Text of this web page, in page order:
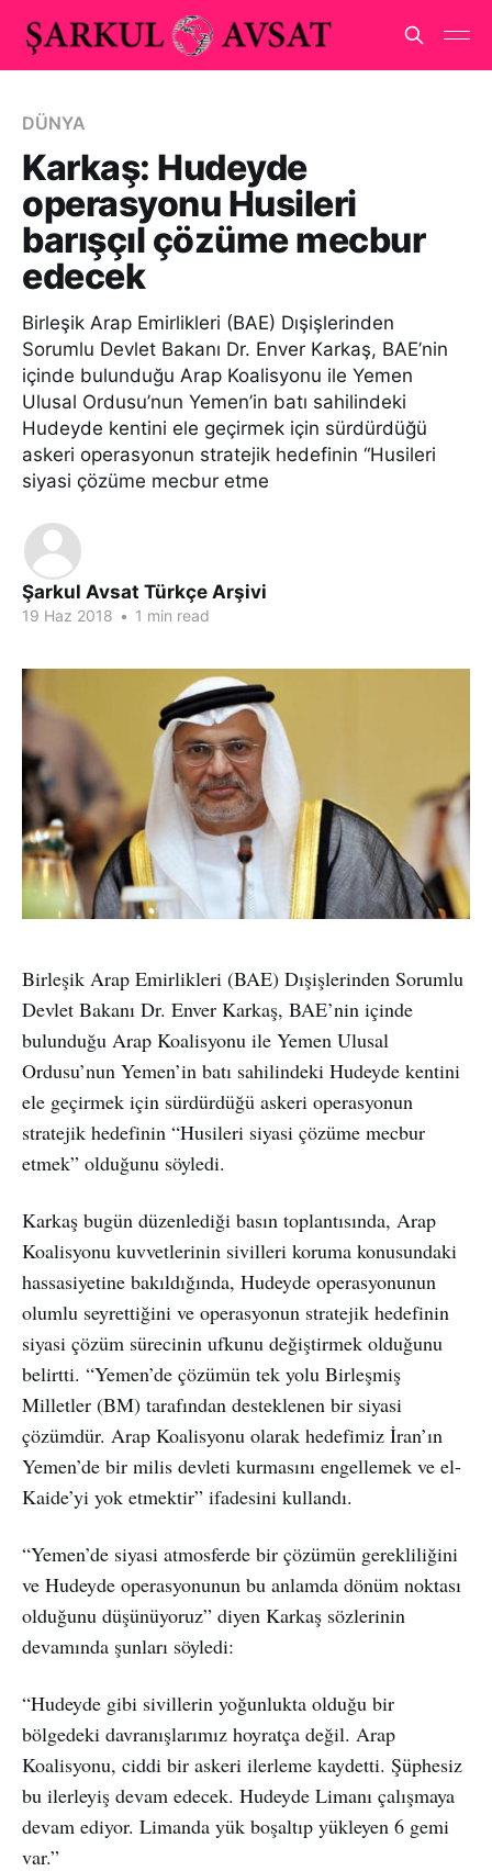
DÜNYA
Karkaş: Hudeyde
operasyonu Husileri
barışçıl çözüme mecbur
edecek
Birleşik Arap Emirlikleri (BAE) Dışişlerinden
Sorumlu Devlet Bakanı Dr. Enver Karkaş, BAE’nin
içinde bulunduğu Arap Koalisyonu ile Yemen
Ulusal Ordusu’nun Yemen’in batı sahilindeki
Hudeyde kentini ele geçirmek için sürdürdüğü
askeri operasyonun stratejik hedefinin “Husileri
siyasi çözüme mecbur etme
Şarkul Avsat Türkçe Arşivi
19 Haz 2018 • 1 min read
Birleşik Arap Emirlikleri (BAE) Dışişlerinden Sorumlu
Devlet Bakanı Dr. Enver Karkaş, BAE’nin içinde
bulunduğu Arap Koalisyonu ile Yemen Ulusal
Ordusu’nun Yemen’in batı sahilindeki Hudeyde kentini
ele geçirmek için sürdürdüğü askeri operasyonun
stratejik hedefinin “Husileri siyasi çözüme mecbur
etmek” olduğunu söyledi.
Karkaş bugün düzenlediği basın toplantısında, Arap
Koalisyonu kuvvetlerinin sivilleri koruma konusundaki
hassasiyetine bakıldığında, Hudeyde operasyonunun
olumlu seyrettiğini ve operasyonun stratejik hedefinin
siyasi çözüm sürecinin ufkunu değiştirmek olduğunu
belirtti. “Yemen’de çözümün tek yolu Birleşmiş
Milletler (BM) tarafından desteklenen bir siyasi
çözümdür. Arap Koalisyonu olarak hedefimiz İran’ın
Yemen’de bir milis devleti kurmasını engellemek ve el-
Kaide’yi yok etmektir” ifadesini kullandı.
“Yemen’de siyasi atmosferde bir çözümün gerekliliğini
ve Hudeyde operasyonunun bu anlamda dönüm noktası
olduğunu düşünüyoruz” diyen Karkaş sözlerinin
devamında şunları söyledi:
“Hudeyde gibi sivillerin yoğunlukta olduğu bir
bölgedeki davranışlarımız hoyratça değil. Arap
Koalisyonu, ciddi bir askeri ilerleme kaydetti. Şüphesiz
bu ilerleyiş devam edecek. Hudeyde Limanı çalışmaya
devam ediyor. Limanda yük boşaltıp yükleyen 6 gemi
var.”